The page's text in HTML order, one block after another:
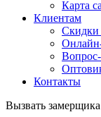
Карта
Клиентам
Скидки
Контакты
Вызвать замерщика